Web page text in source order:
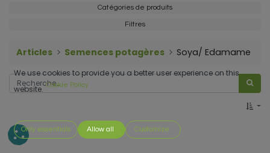
Catégories de produits
Filtres
Articles Semences potagères Soya/ Edamame
We use cookies to provide you a better user experience on this
website. Cookie Policy
Only essentials Allow all Customize